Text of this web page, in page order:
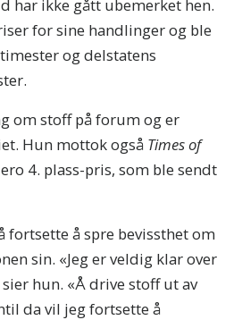
har ikke gått ubemerket hen.
for sine handlinger og ble
og delstatens
om stoff på forum og er
Hun mottok også Times of
4. plass-pris, som ble sendt
fortsette å spre bevissthet om
sin. «Jeg er veldig klar over
hun. «Å drive stoff ut av
da vil jeg fortsette å